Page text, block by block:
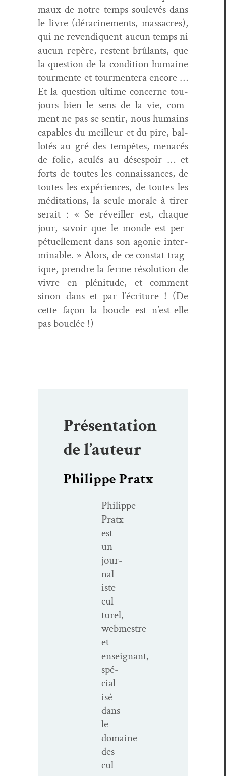
maux de notre temps soulevés dans
le livre (déracin­e­ments, mas­sacres),
qui ne revendiquent aucun temps ni
aucun repère, restent brûlants, que
la ques­tion de la con­di­tion humaine
tour­mente et tour­mentera encore …
Et la ques­tion ultime con­cerne tou­
jours bien le sens de la vie, com­
ment ne pas se sen­tir, nous humains
capa­bles du meilleur et du pire, bal­
lotés au gré des tem­pêtes, men­acés
de folie, aculés au dés­espoir … et
forts de toutes les con­nais­sances, de
toutes les expéri­ences, de toutes les
médi­ta­tions, la seule morale à tir­er
serait : « Se réveiller est, chaque
jour, savoir que le monde est per­
pétuelle­ment dans son ago­nie inter­
minable. » Alors, de ce con­stat trag­
ique, pren­dre la ferme réso­lu­tion de
vivre en pléni­tude, et com­ment
sinon dans et par l’écriture ! (De
cette façon la boucle est n’est-elle
pas bouclée !)
Présentation
de l’auteur
Philippe Pratx
Philippe
Pratx
est
un
jour­
nal­
iste
cul­
turel,
webmestre
et
enseignant,
spé­
cial­
isé
dans
le
domaine
des
cul­